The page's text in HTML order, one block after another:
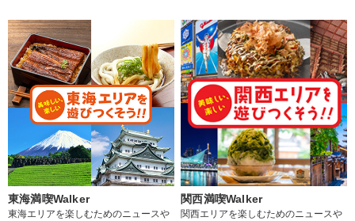
東海満喫Walker
東海エリアを楽しむためのニュースや
関西満喫Walker
関西エリアを楽しむためのニュースや